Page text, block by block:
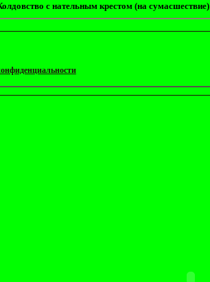
с нательным крестом (на сумасшествие)